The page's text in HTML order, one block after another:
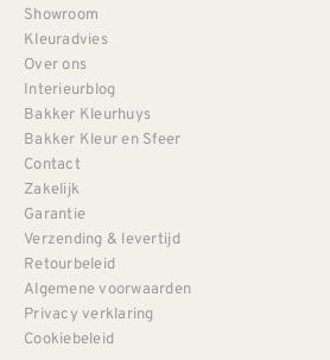
Showroom
Kleuradvies
Over ons
Interieurblog
Bakker Kleurhuys
Bakker Kleur en Sfeer
Contact
Zakelijk
Garantie
Verzending & levertijd
Retourbeleid
Algemene voorwaarden
Privacy verklaring
Cookiebeleid